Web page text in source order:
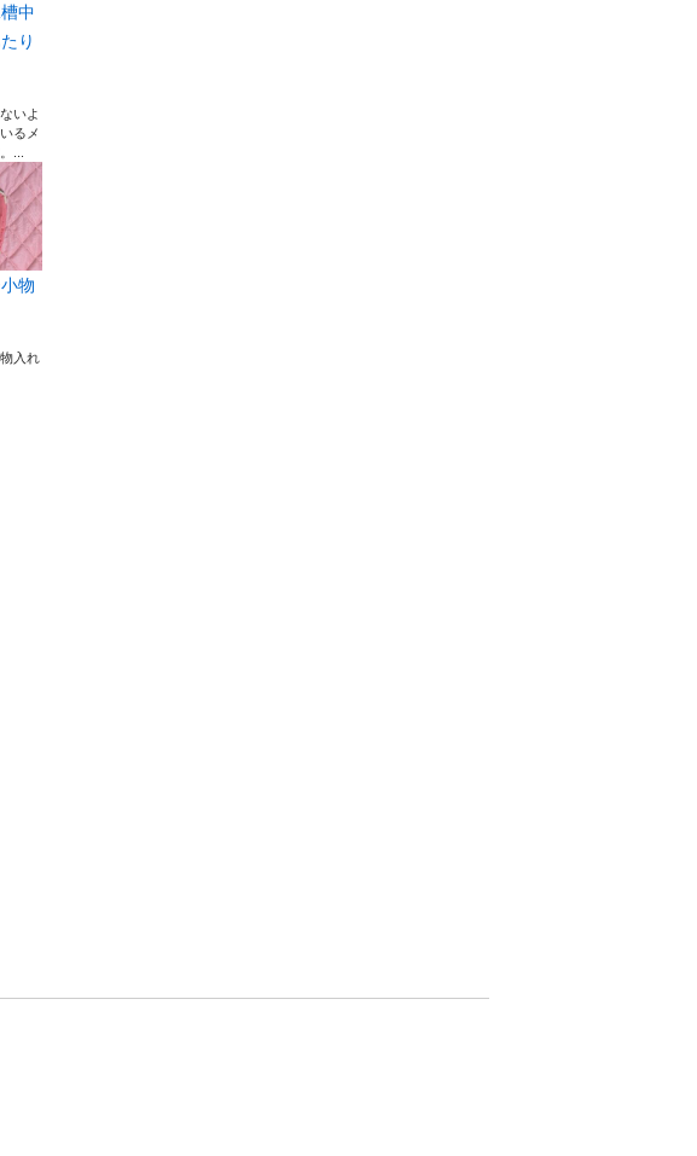
中
り
いよ
るメ
...
物
入れ